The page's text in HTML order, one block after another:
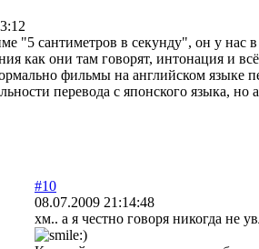
"5 сантиметров в секунду", он у нас
как они там говорят, интонация и
фильмы на английском языке
перевода с японского языка,
#10
08.07.2009 21:14:48
хм.. а я честно говоря никогда не